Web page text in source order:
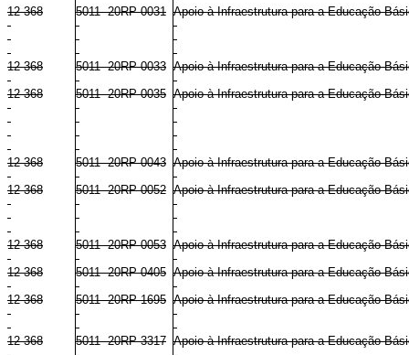
12 368
5011 20RP 0031 Apoio à Infraestrutura para a Educação
12 368 5011 20RP 0033 Apoio à Infraestrutura para a Educação
12 368
5011 20RP 0035 Apoio à Infraestrutura para a Educação
12 368 5011 20RP 0043 Apoio à Infraestrutura para a Educação
12 368
5011 20RP 0052 Apoio à Infraestrutura para a Educação
12 368 5011 20RP 0053 Apoio à Infraestrutura para a Educação
12 368
5011 20RP 0405 Apoio à Infraestrutura para a Educação
12 368
5011 20RP 1695 Apoio à Infraestrutura para a Educação
12 368 5011 20RP 3317 Apoio à Infraestrutura para a Educação